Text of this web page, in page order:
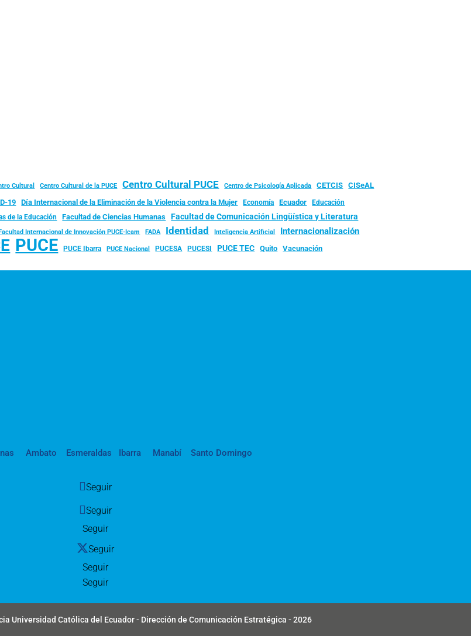
Cultural Centro Cultural de la PUCE Centro Cultural PUCE Centro de Psicología Aplicada CETCIS CISeAL
19 Día Internacional de la Eliminación de la Violencia contra la Mujer Economía Ecuador
Educación
de la Educación Facultad de Ciencias Humanas Facultad de Comunicación Lingüística y Literatura
Internacional de Innovación PUCE-Icam FADA Identidad Inteligencia Artificial Internacionalización
PUCE PUCE Ibarra PUCE Nacional PUCESA PUCESI PUCE TEC Quito Vacunación
Ambato Esmeraldas Ibarra Manabí Santo Domingo
Seguir
Seguir
Seguir
Seguir
Seguir
Seguir
Universidad Católica del Ecuador - Dirección de Comunicación Estratégica - 2026